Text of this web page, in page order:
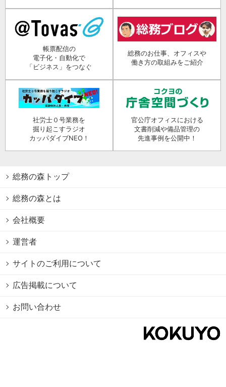
帳票配信の
電子化・自動化で
「ビジネス」をつなぐ
総務のお仕事、オフィスや
働き方の取組みをご紹介
社労士０号業務を
掘り起こすラジオ
カッパダイブNEO！
官公庁オフィスにおける
文書削減や備品管理の
先進事例を公開中！
総務の森トップ
総務の森とは
会社概要
運営者
サイトのご利用について
広告掲載について
お問い合わせ